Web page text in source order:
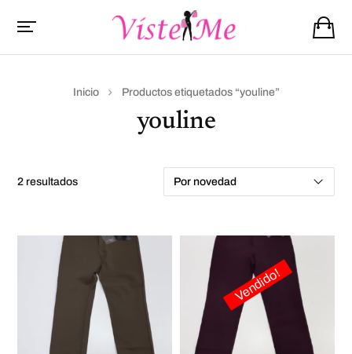
Inicio Productos etiquetados “youline”
youline
2 resultados
Vendido!